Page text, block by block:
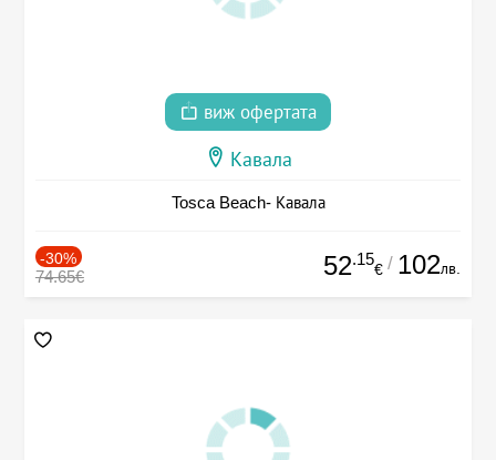
виж офертата
Кавала
Tosca Beach- Кавала
-30%
74.65€ 52.15
€ / 102лв.